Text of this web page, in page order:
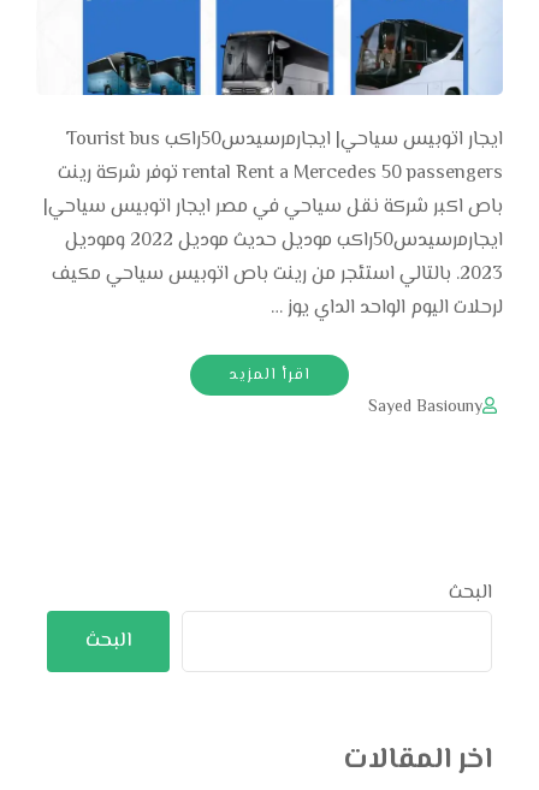
ايجار اتوبيس سياحي| ايجارمرسيدس50راكب Tourist bus
rental Rent a Mercedes 50 passengers توفر شركة رينت
باص اكبر شركة نقل سياحي في مصر ايجار اتوبيس سياحي|
ايجارمرسيدس50راكب موديل حديث موديل 2022 وموديل
2023. بالتالي استئجر من رينت باص اتوبيس سياحي مكيف
لرحلات اليوم الواحد الداي يوز …
اقرأ المزيد
Sayed Basiouny
البحث
البحث
اخر المقالات